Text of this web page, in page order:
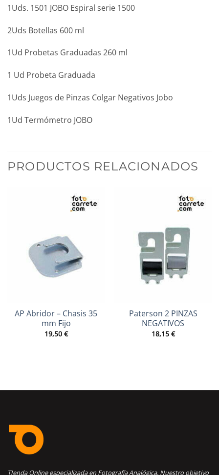
1Uds. 1501 JOBO Espiral serie 1500
2Uds Botellas 600 ml
1Ud Probetas Graduadas 260 ml
1 Ud Probeta Graduada
1Uds Juegos de Pinzas Colgar Negativos Jobo
1Ud Termómetro JOBO
PRODUCTOS RELACIONADOS
AP Abridor – Chasis 35
mm Fijo
19,50 €
Paterson 2 PINZAS
NEGATIVOS
18,15 €
TIenda Online especializada en Fotografía Analógica. Nuestro objetivo